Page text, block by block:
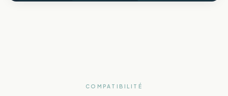
COMPATIBILITÉ